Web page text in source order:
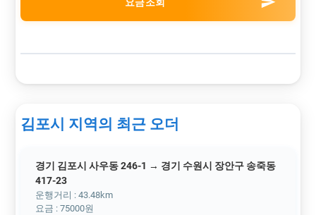
김포시 지역의 최근 오더
경기 김포시 사우동 246-1 → 경기 수원시 장안구 송죽동
417-23
운행거리 : 43.48km
요금 : 75000원